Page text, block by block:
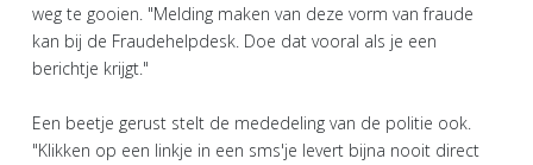
weg te gooien. "Melding maken van deze vorm van fraude
kan bij de Fraudehelpdesk. Doe dat vooral als je een
berichtje krijgt."
Een beetje gerust stelt de mededeling van de politie ook.
"Klikken op een linkje in een sms'je levert bijna nooit direct